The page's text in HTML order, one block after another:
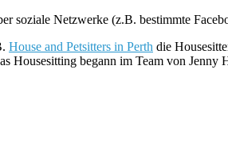
soziale Netzwerke (z.B. bestimmte
House and Petsitters in Perth die
Housesitting begann im Team von